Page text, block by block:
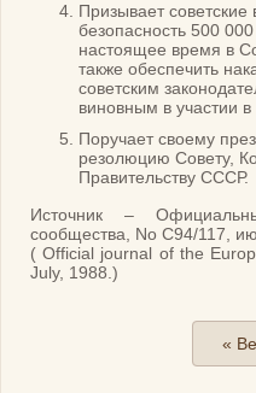
Призывает советские
безопасность 500
настоящее время в
также обеспечить
советским
виновным в участии
Поручает своему
резолюцию Совету,
Правительству СССР.
Источник –
сообщества, Nо C94/117,
( Official journal of the
July, 1988.)
«